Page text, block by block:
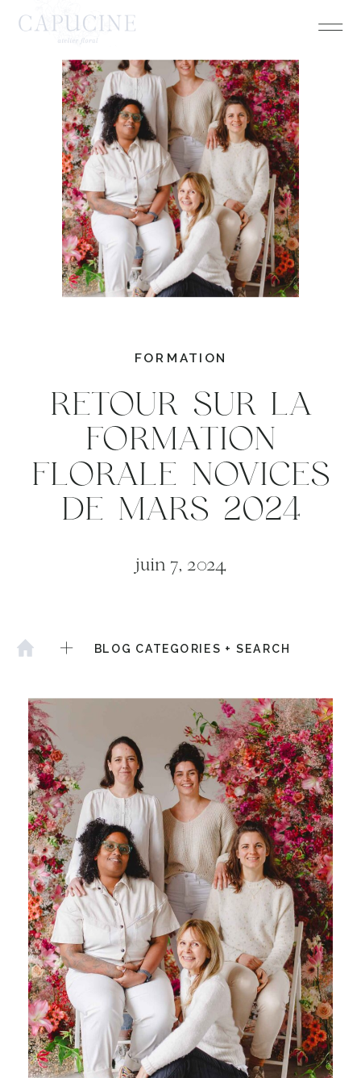
FORMATION
RETOUR SUR LA
FORMATION
FLORALE NOVICES
DE MARS 2024
juin 7, 2024
BLOG CATEGORIES + SEARCH